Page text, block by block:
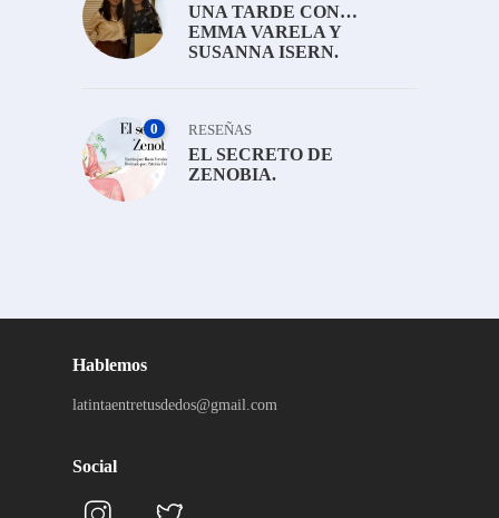
UNA TARDE CON…
EMMA VARELA Y
SUSANNA ISERN.
0 RESEÑAS
EL SECRETO DE
ZENOBIA.
Hablemos
latintaentretusdedos@gmail.com
Social